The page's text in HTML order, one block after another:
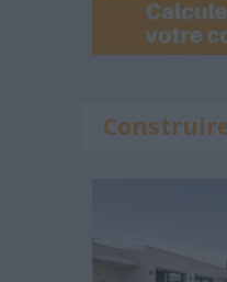
Construire